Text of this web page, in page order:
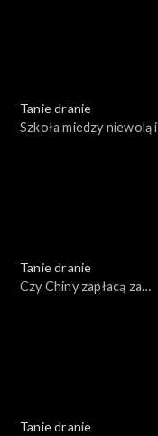
Tanie dranie
Szkoła miedzy niewolą i
Tanie dranie
Czy Chiny zapłacą za
Tanie dranie